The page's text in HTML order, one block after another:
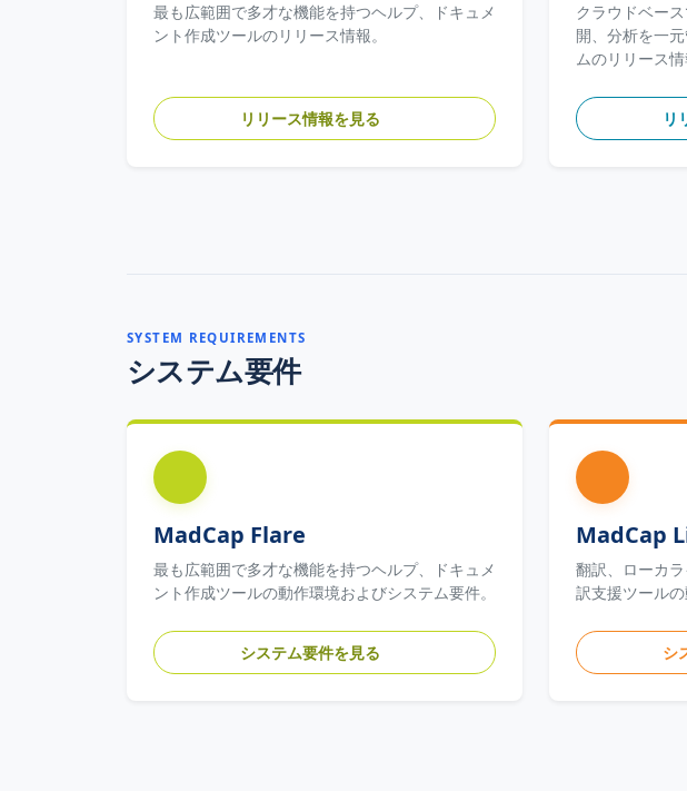
最も広範囲で多才な機能を持つヘルプ、ドキュメ
ント作成ツールのリリース情報。
リリース情報を見る
クラウドベー
開、分析を一
ムのリリース情
リ
SYSTEM REQUIREMENTS
システム要件
MadCap Flare
最も広範囲で多才な機能を持つヘルプ、ドキュメ
ント作成ツールの動作環境およびシステム要件。
システム要件を見る
MadCap
翻訳、ローカ
訳支援ツール
シ